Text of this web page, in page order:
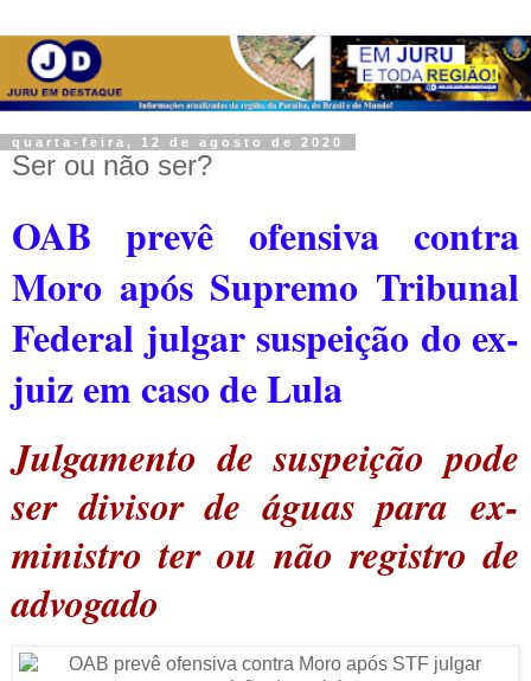
quarta-feira, 12 de agosto de 2020
Ser ou não ser?
OAB prevê ofensiva contra
Moro após Supremo Tribunal
Federal julgar suspeição do ex-
juiz em caso de Lula
Julgamento de suspeição pode
ser divisor de águas para ex-
ministro ter ou não registro de
advogado